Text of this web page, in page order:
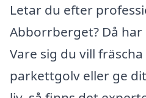
Letar du efter
Abborrberget? Då
Vare sig du vill
parkettgolv eller ge